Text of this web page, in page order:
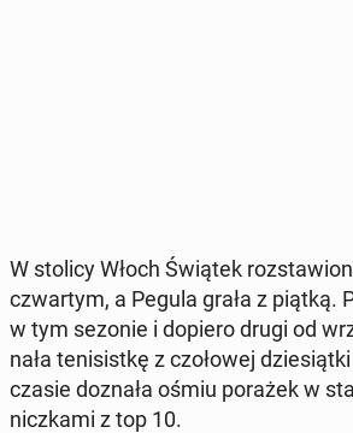
W stolicy Włoch Świątek
czwar­tym, a Pegula grała z piątką.
w tym sezonie i dopiero drugi od
na­ła te­ni­sist­kę z czo­ło­wej
czasie doznała ośmiu porażek w
nicz­ka­mi z top 10.